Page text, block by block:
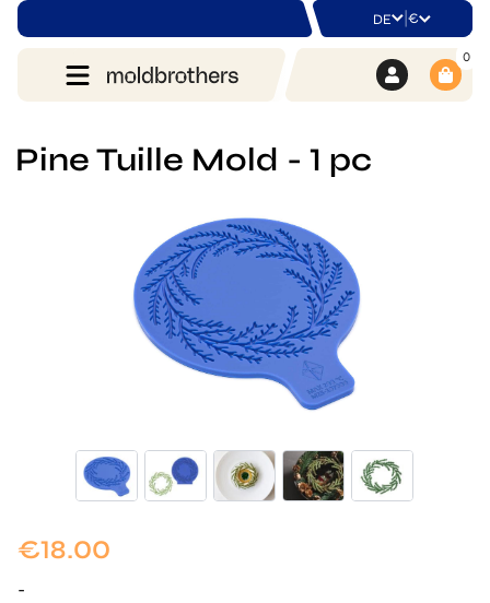
DE | €
0
Pine Tuille Mold - 1 pc
€18.00
-